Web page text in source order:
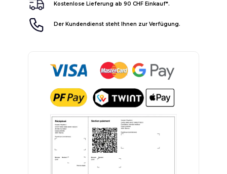
Kostenlose Lieferung ab 90 CHF Einkauf*.
Der Kundendienst steht Ihnen zur Verfügung.